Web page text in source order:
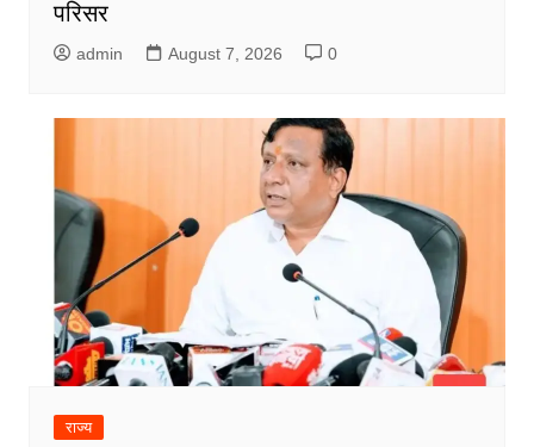
परिसर
admin August 7, 2026 0
राज्य